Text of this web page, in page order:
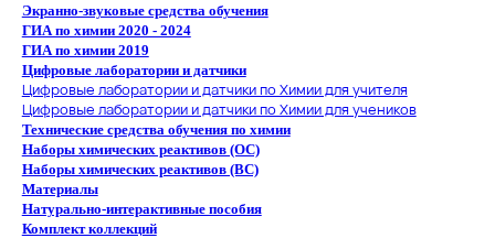
Экранно-звуковые средства обучения
ГИА по химии 2020 - 2024
ГИА по химии 2019
Цифровые лаборатории и датчики
Цифровые лаборатории и датчики по Химии для учителя
Цифровые лаборатории и датчики по Химии для учеников
Технические средства обучения по химии
Наборы химических реактивов (ОС)
Наборы химических реактивов (ВС)
Материалы
Натурально-интерактивные пособия
Комплект коллекций